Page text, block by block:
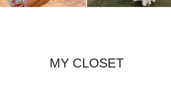
MY CLOSET